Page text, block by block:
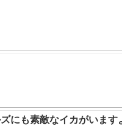
にも素敵なイカがいます